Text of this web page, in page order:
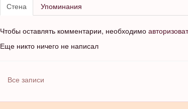
Стена Упоминания
Чтобы оставлять комментарии, необходимо
Еще никто ничего не написал
Все записи